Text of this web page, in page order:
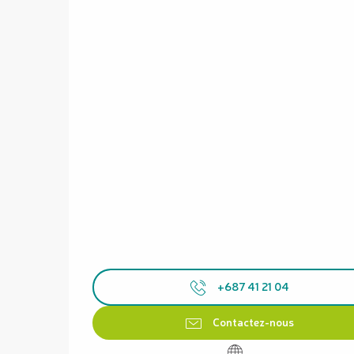
+687 41 21 04
Contactez-nous